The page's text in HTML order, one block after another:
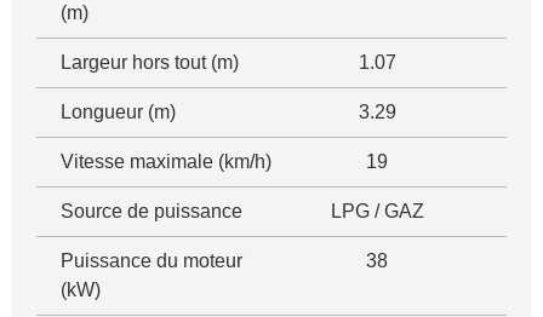
(m)
Largeur hors tout (m) 1.07
Longueur (m) 3.29
Vitesse maximale (km/h) 19
Source de puissance LPG / GAZ
Puissance du moteur
(kW)
38